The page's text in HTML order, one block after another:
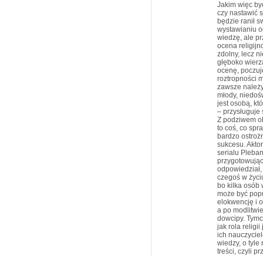
Jakim więc
czy nastawić
będzie ranił
wystawianiu
wiedzę, ale
ocena
zdolny, lecz
głęboko
ocenę,
roztropności
zawsze
młody,
jest osobą,
– przysługuje
Z podziwem
to coś, co
bardzo
sukcesu.
serialu
czegoś w
bo kilka osób
może być
elokwencję i
a po
dowcipy.
jak rola religii
ich
wiedzy, o tyle
treści, czyli